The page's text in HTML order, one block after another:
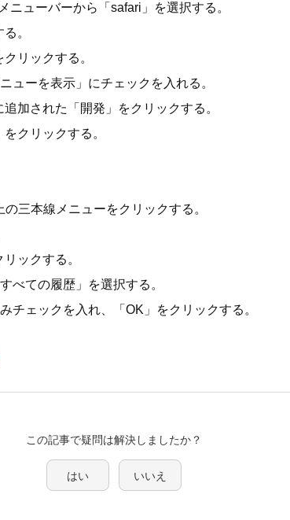
ューバーから「safari」を選択する。
。
リックする。
ューを表示」にチェックを入れる。
加された「開発」をクリックする。
クリックする。
三本線メニューをクリックする。
ックする。
べての履歴」を選択する。
チェックを入れ、「OK」をクリックする。
この記事で疑問は解決しましたか？
はい いいえ